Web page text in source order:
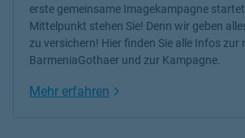
erste gemeinsame Imagekampagne
Mittelpunkt stehen Sie! Denn wir geben
zu versichern! Hier finden Sie alle Infos zur
BarmeniaGothaer und zur Kampagne.
Mehr erfahren Link Opens in New Tab